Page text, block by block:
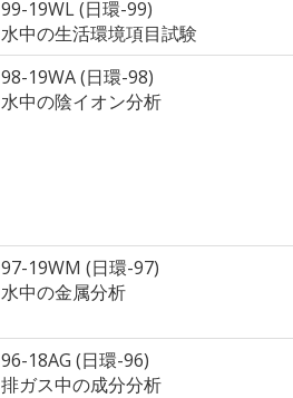
99-19WL (日環-99)
水中の生活環境項目試験
98-19WA (日環-98)
水中の陰イオン分析
97-19WM (日環-97)
水中の金属分析
96-18AG (日環-96)
排ガス中の成分分析